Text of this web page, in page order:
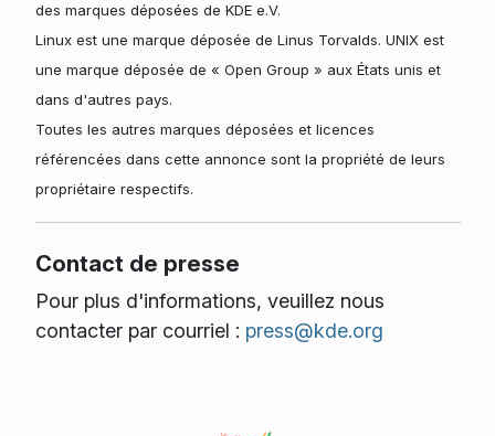
des marques déposées de KDE e.V.
Linux est une marque déposée de Linus Torvalds. UNIX est
une marque déposée de « Open Group » aux États unis et
dans d'autres pays.
Toutes les autres marques déposées et licences
référencées dans cette annonce sont la propriété de leurs
propriétaire respectifs.
Contact de presse
Pour plus d'informations, veuillez nous
contacter par courriel : press@kde.org